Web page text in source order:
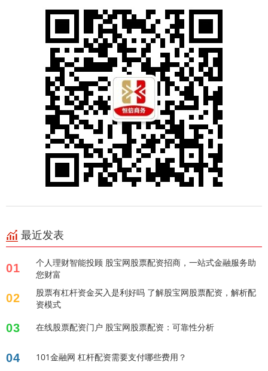
最近发表
01
个人理财智能投顾 股宝网股票配资招商，一站式金融服务助
您财富
02
股票有杠杆资金买入是利好吗 了解股宝网股票配资，解析配
资模式
03 在线股票配资门户 股宝网股票配资：可靠性分析
04 101金融网 杠杆配资需要支付哪些费用？